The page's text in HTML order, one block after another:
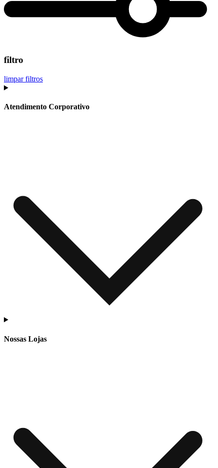
filtro
limpar filtros
Atendimento Corporativo
Nossas Lojas